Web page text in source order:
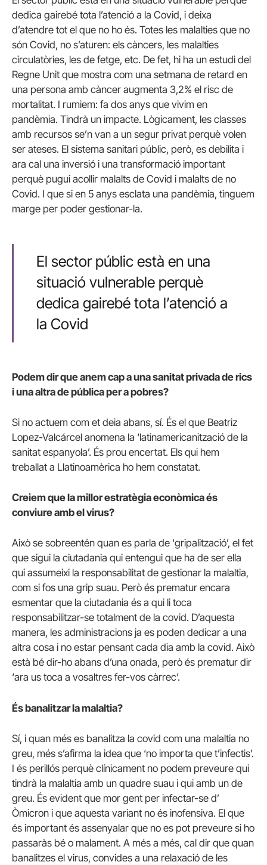
dedica gairebé tota l’atenció a la Covid, i deixa
d’atendre tot el que no ho és. Totes les malalties que no
són Covid, no s’aturen: els càncers, les malalties
circulatòries, les de fetge, etc. De fet, hi ha un estudi del
Regne Unit que mostra com una setmana de retard en
una persona amb càncer augmenta 3,2% el risc de
mortalitat. I rumiem: fa dos anys que vivim en
pandèmia. Tindrà un impacte. Lògicament, les classes
amb recursos se’n van a un segur privat perquè volen
ser ateses. El sistema sanitari públic, però, es debilita i
ara cal una inversió i una transformació important
perquè pugui acollir malalts de Covid i malalts de no
Covid. I que si en 5 anys esclata una pandèmia, tinguem
marge per poder gestionar-la.
El sector públic està en una
situació vulnerable perquè
dedica gairebé tota l’atenció a
la Covid
Podem dir que anem cap a una sanitat privada de rics
i una altra de pública per a pobres?
Si no actuem com et deia abans, sí. És el que Beatriz
Lopez-Valcárcel anomena la ‘latinamericanització de la
sanitat espanyola’. És prou encertat. Els qui hem
treballat a Llatinoamèrica ho hem constatat.
Creiem que la millor estratègia econòmica és
conviure amb el virus?
Això se sobreentén quan es parla de ‘gripalització’, el fet
que sigui la ciutadania qui entengui que ha de ser ella
qui assumeixi la responsabilitat de gestionar la malaltia,
com si fos una grip suau. Però és prematur encara
esmentar que la ciutadania és a qui li toca
responsabilitzar-se totalment de la covid. D’aquesta
manera, les administracions ja es poden dedicar a una
altra cosa i no estar pensant cada dia amb la covid. Això
està bé dir-ho abans d’una onada, però és prematur dir
‘ara us toca a vosaltres fer-vos càrrec’.
És banalitzar la malaltia?
Sí, i quan més es banalitza la covid com una malaltia no
greu, més s’afirma la idea que ‘no importa que t’infectis’.
I és perillós perquè clínicament no podem preveure qui
tindrà la malaltia amb un quadre suau i qui amb un de
greu. És evident que mor gent per infectar-se d’
Òmicron i que aquesta variant no és inofensiva. El que
és important és assenyalar que no es pot preveure si ho
passaràs bé o malament. A més a més, cal dir que quan
banalitzes el virus, convides a una relaxació de les